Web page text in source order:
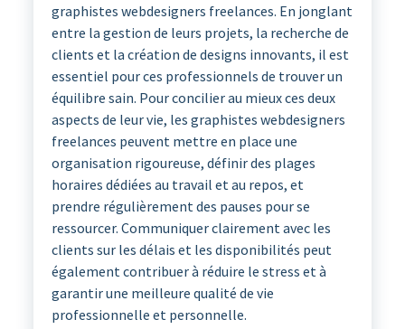
graphistes webdesigners freelances. En jonglant
entre la gestion de leurs projets, la recherche de
clients et la création de designs innovants, il est
essentiel pour ces professionnels de trouver un
équilibre sain. Pour concilier au mieux ces deux
aspects de leur vie, les graphistes webdesigners
freelances peuvent mettre en place une
organisation rigoureuse, définir des plages
horaires dédiées au travail et au repos, et
prendre régulièrement des pauses pour se
ressourcer. Communiquer clairement avec les
clients sur les délais et les disponibilités peut
également contribuer à réduire le stress et à
garantir une meilleure qualité de vie
professionnelle et personnelle.